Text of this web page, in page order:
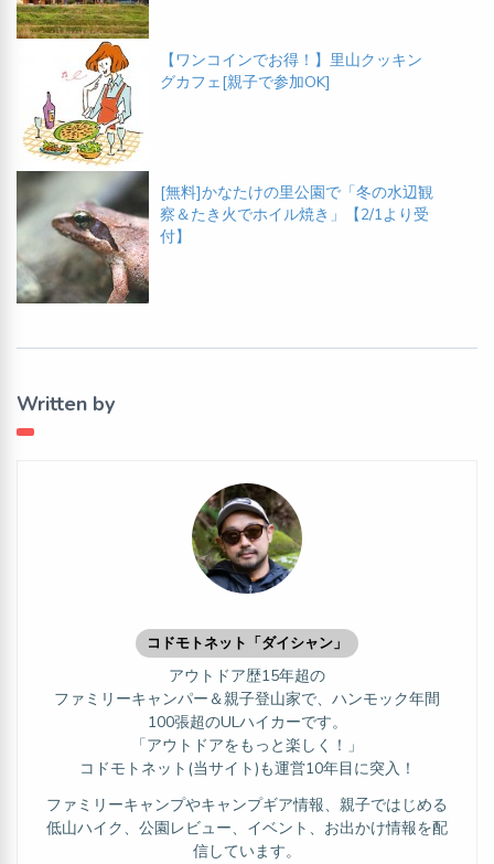
【ワンコインでお得！】里山クッキン
グカフェ[親子で参加OK]
[無料]かなたけの里公園で「冬の水辺観
察＆たき火でホイル焼き」【2/1より受
付】
Written by
コドモトネット「ダイシャン」
アウトドア歴15年超の
ファミリーキャンパー＆親子登山家で、ハンモック年間
100張超のULハイカーです。
「アウトドアをもっと楽しく！」
コドモトネット(当サイト)も運営10年目に突入！
ファミリーキャンプやキャンプギア情報、親子ではじめる
低山ハイク、公園レビュー、イベント、お出かけ情報を配
信しています。